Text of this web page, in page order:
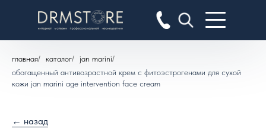
главная/ каталог/ jan marini/
обогащенный антивозрастной крем с фитоэстрогенами для сухой
кожи jan marini age intervention face cream
← назад